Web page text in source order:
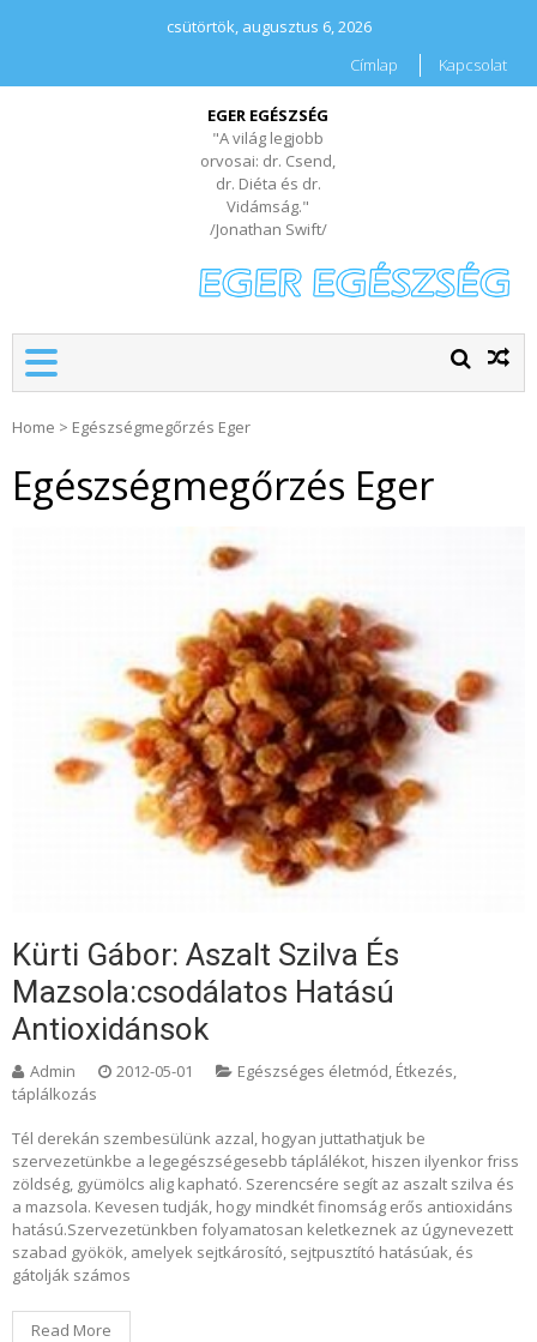
csütörtök, augusztus 6, 2026
Címlap
Kapcsolat
EGER EGÉSZSÉG
"A világ legjobb
orvosai: dr. Csend,
dr. Diéta és dr.
Vidámság."
/Jonathan Swift/
Home > Egészségmegőrzés Eger
Egészségmegőrzés Eger
Kürti Gábor: Aszalt Szilva És
Mazsola:csodálatos Hatású
Antioxidánsok
Admin 2012-05-01 Egészséges életmód, Étkezés,
táplálkozás
Tél derekán szembesülünk azzal, hogyan juttathatjuk be
szervezetünkbe a legegészségesebb táplálékot, hiszen ilyenkor friss
zöldség, gyümölcs alig kapható. Szerencsére segít az aszalt szilva és
a mazsola. Kevesen tudják, hogy mindkét finomság erős antioxidáns
hatású.Szervezetünkben folyamatosan keletkeznek az úgynevezett
szabad gyökök, amelyek sejtkárosító, sejtpusztító hatásúak, és
gátolják számos
Read More